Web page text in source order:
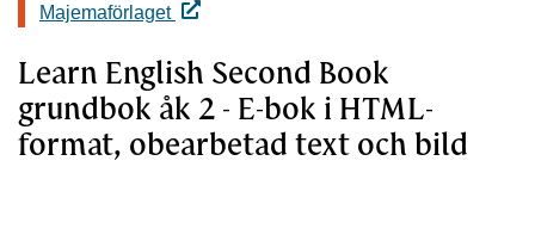
Majemaförlaget
Learn English Second Book
grundbok åk 2 - E-bok i HTML-
format, obearbetad text och bild